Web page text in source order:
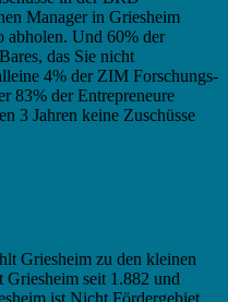
Manager in Griesheim
abholen. Und 60% der
das Sie nicht
4% der ZIM Forschungs-
83% der Entrepreneure
3 Jahren keine Zuschüsse
Griesheim zu den kleinen
Griesheim seit 1.882 und
ist Nicht Fördergebiet